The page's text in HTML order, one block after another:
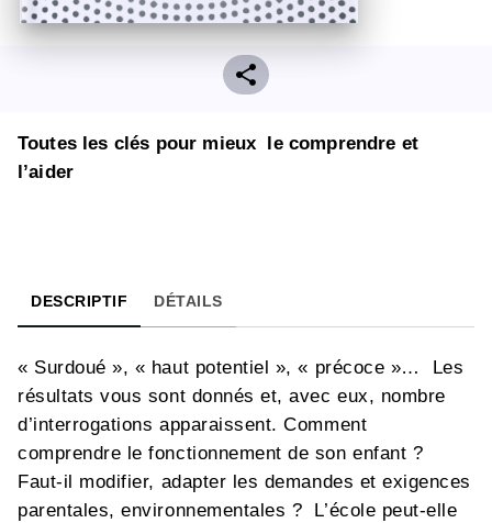
Toutes les clés pour mieux le comprendre et
l’aider
DESCRIPTIF DÉTAILS
« Surdoué », « haut potentiel », « précoce »… Les
résultats vous sont donnés et, avec eux, nombre
d’interrogations apparaissent. Comment
comprendre le fonctionnement de son enfant ?
Faut-il modifier, adapter les demandes et exigences
parentales, environnementales ? L’école peut-elle